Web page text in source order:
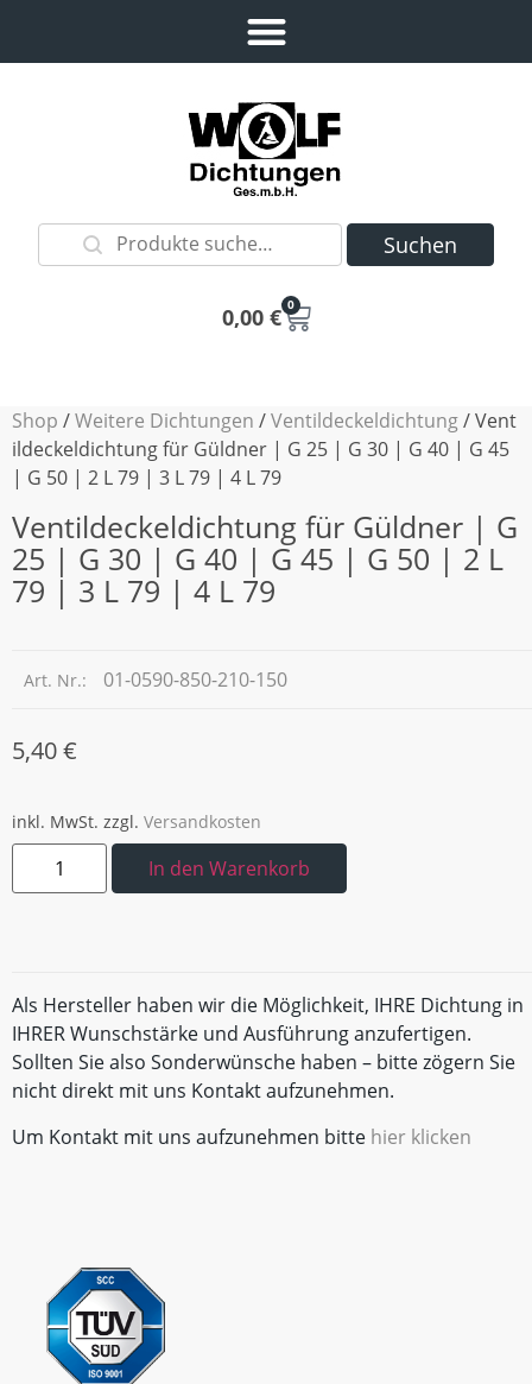
Suchen
0,00 € 0
Shop /Weitere Dichtungen /Ventildeckeldichtung/ Vent
ildeckeldichtung für Güldner | G 25 | G 30 | G 40 | G 45
| G 50 | 2 L 79 | 3 L 79 | 4 L 79
Ventildeckeldichtung für Güldner | G
25 | G 30 | G 40 | G 45 | G 50 | 2 L
79 | 3 L 79 | 4 L 79
Art. Nr.: 01-0590-850-210-150
5,40€
inkl. MwSt. zzgl. Versandkosten
In den Warenkorb
Als Hersteller haben wir die Möglichkeit, IHRE Dichtung in
IHRER Wunschstärke und Ausführung anzufertigen.
Sollten Sie also Sonderwünsche haben – bitte zögern Sie
nicht direkt mit uns Kontakt aufzunehmen.
Um Kontakt mit uns aufzunehmen bitte hier klicken